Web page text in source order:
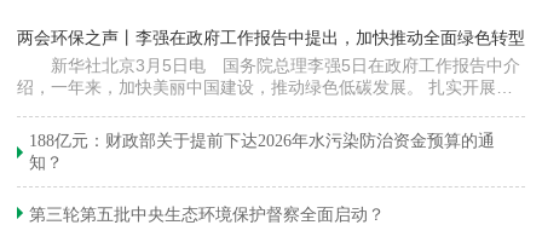
两会环保之声丨李强在政府工作报告中提出，加快推动全面绿色转型
新华社北京3月5日电 国务院总理李强5日在政府工作报告中介
绍，一年来，加快美丽中国建设，推动绿色低碳发展。 扎实开展大
浓度下降…
188亿元：财政部关于提前下达2026年水污染防治资金预算的通
知？
第三轮第五批中央生态环境保护督察全面启动？